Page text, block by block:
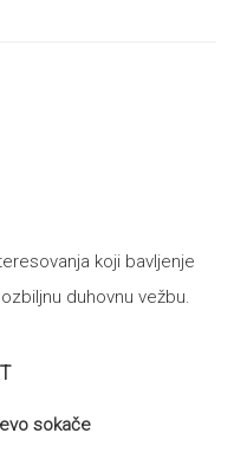
koji bavljenje
duhovnu vežbu.
sokače